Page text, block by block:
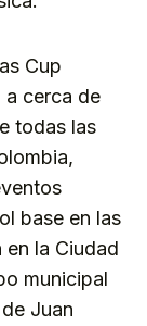
Cup
a cerca de
todas las
base en las
en la Ciudad
municipal
Juan